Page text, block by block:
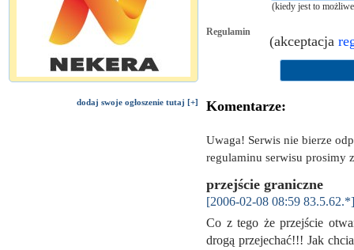
dodaj swoje ogłoszenie tutaj [+]
(kiedy jest to
Regulamin
(akceptacja
Komentarze:
Uwaga! Serwis nie bierze
regulaminu serwisu prosimy
przejście graniczne
[2006-02-08 08:59 83.5.62.*]
Co z tego że przejście
drogą przejechać!!! Jak